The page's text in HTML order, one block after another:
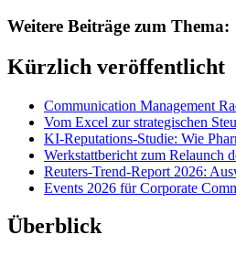
Weitere Beiträge zum Thema:
Kürzlich veröffentlicht
Communication Management
Vom Excel zur strategischen
KI-Reputations-Studie: Wie
Werkstattbericht zum Relaunch
Reuters-Trend-Report 2026:
Events 2026 für Corporate
Überblick